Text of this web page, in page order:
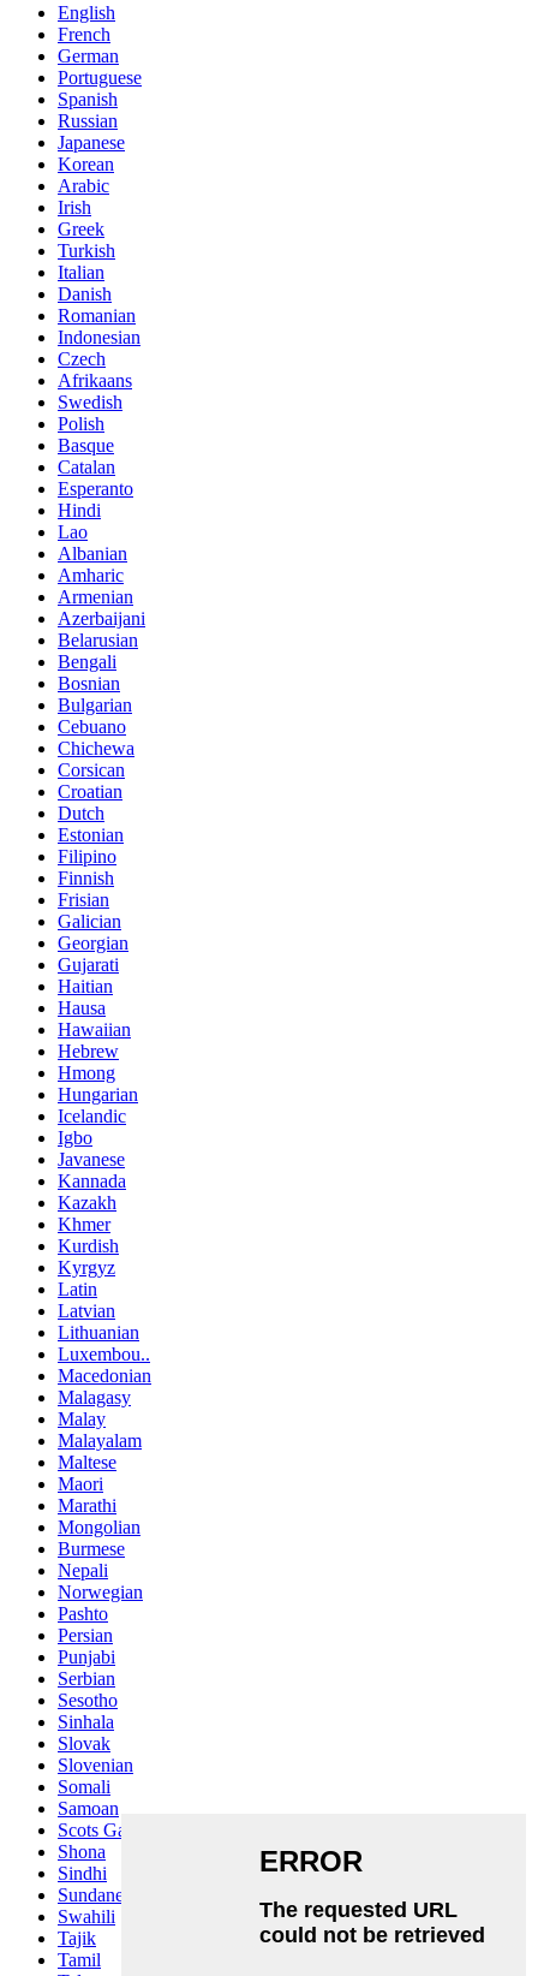
English
French
German
Portuguese
Spanish
Russian
Japanese
Korean
Arabic
Irish
Greek
Turkish
Italian
Danish
Romanian
Indonesian
Czech
Afrikaans
Swedish
Polish
Basque
Catalan
Esperanto
Hindi
Lao
Albanian
Amharic
Armenian
Azerbaijani
Belarusian
Bengali
Bosnian
Bulgarian
Cebuano
Chichewa
Corsican
Croatian
Dutch
Estonian
Filipino
Finnish
Frisian
Galician
Georgian
Gujarati
Haitian
Hausa
Hawaiian
Hebrew
Hmong
Hungarian
Icelandic
Igbo
Javanese
Kannada
Kazakh
Khmer
Kurdish
Kyrgyz
Latin
Latvian
Lithuanian
Luxembou..
Macedonian
Malagasy
Malay
Malayalam
Maltese
Maori
Marathi
Mongolian
Burmese
Nepali
Norwegian
Pashto
Persian
Punjabi
Serbian
Sesotho
Sinhala
Slovak
Slovenian
Somali
Samoan
Scots Gaelic
Shona
Sindhi
Sundanese
Swahili
Tajik
Tamil